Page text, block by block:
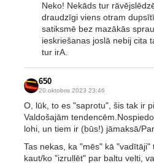
Neko! Nekāds tur
draudzīgi viens otram
satiksmē bez mazākās
ieskriešanas joslā nebij cita
tur irA.
650
20.oktobris 2023 23:46
O, lūk, to es "saprotu", šis tak ir
Valdošajām
lohi, un tiem ir (būs!) jāmaksā/
Tas nekas, ka "mēs" kā
kaut/ko "izrullēt" par baltu velti,